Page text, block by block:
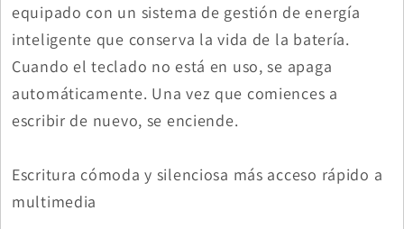
equipado con un sistema de gestión de energía
inteligente que conserva la vida de la batería.
Cuando el teclado no está en uso, se apaga
automáticamente. Una vez que comiences a
escribir de nuevo, se enciende.
Escritura cómoda y silenciosa más acceso rápido a
multimedia